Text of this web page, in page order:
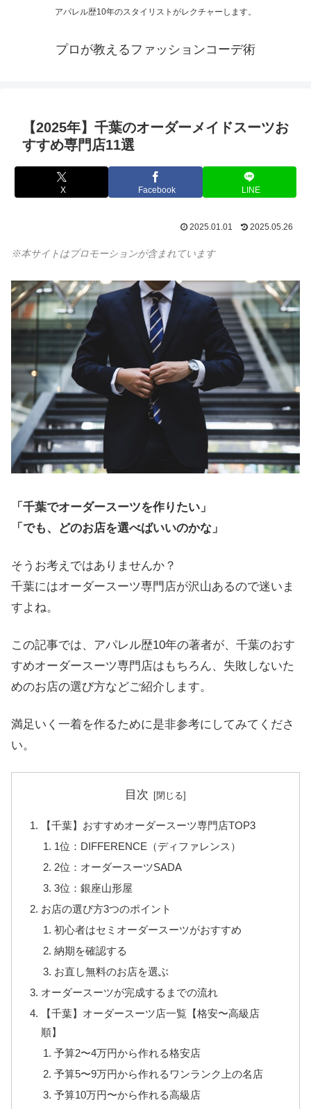
アパレル歴10年のスタイリストがレクチャーします。
プロが教えるファッションコーデ術
【2025年】千葉のオーダーメイドスーツお
すすめ専門店11選
X Facebook LINE
2025.01.01 2025.05.26
※本サイトはプロモーションが含まれています
「千葉でオーダースーツを作りたい」
「でも、どのお店を選べばいいのかな」
そうお考えではありませんか？
千葉にはオーダースーツ専門店が沢山あるので迷いま
すよね。
この記事では、アパレル歴10年の著者が、千葉のおす
すめオーダースーツ専門店はもちろん、失敗しないた
めのお店の選び方などご紹介します。
満足いく一着を作るために是非参考にしてみてくださ
い。
目次
【千葉】おすすめオーダースーツ専門店TOP3
1位：DIFFERENCE（ディファレンス）
2位：オーダースーツSADA
3位：銀座山形屋
お店の選び方3つのポイント
初心者はセミオーダースーツがおすすめ
納期を確認する
お直し無料のお店を選ぶ
オーダースーツが完成するまでの流れ
【千葉】オーダースーツ店一覧【格安〜高級店
順】
予算2〜4万円から作れる格安店
予算5〜9万円から作れるワンランク上の名店
予算10万円〜から作れる高級店